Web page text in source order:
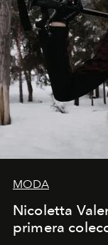
MODA
Nicoletta
primera